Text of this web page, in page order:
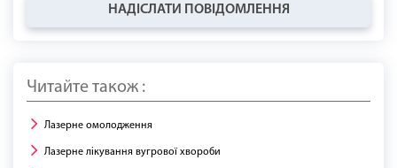
НАДІСЛАТИ ПОВІДОМЛЕННЯ
Читайте також :
Лазерне омолодження
Лазерне лікування вугрової хвороби